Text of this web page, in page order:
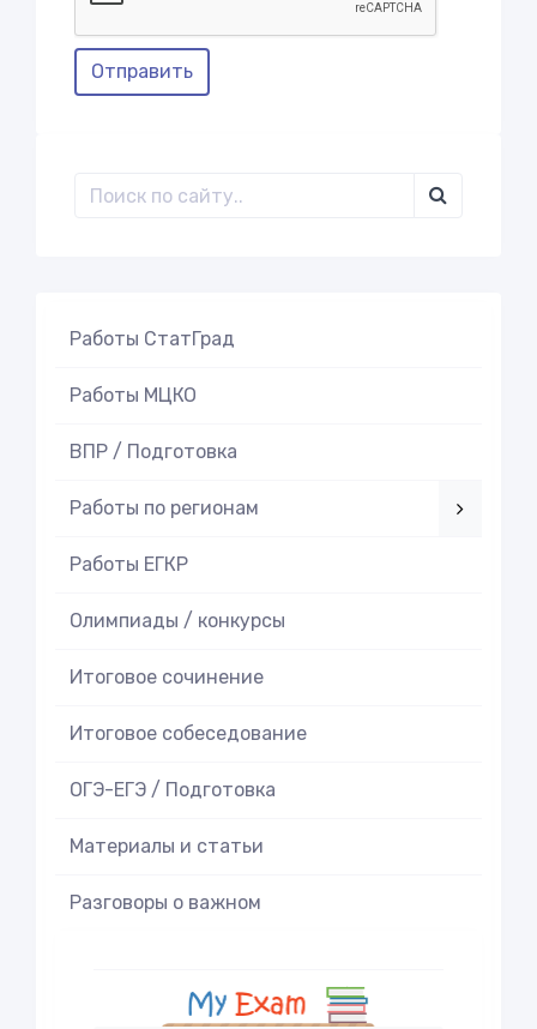
Отправить
Работы СтатГрад
Работы МЦКО
ВПР / Подготовка
Работы по регионам
Работы ЕГКР
Олимпиады / конкурсы
Итоговое cочинение
Итоговое cобеседование
ОГЭ-ЕГЭ / Подготовка
Материалы и статьи
Разговоры о важном